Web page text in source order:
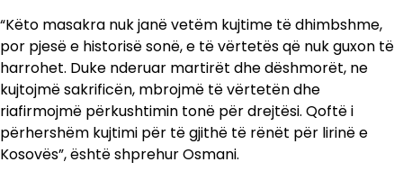
“Këto masakra nuk janë vetëm kujtime të dhimbshme,
por pjesë e historisë sonë, e të vërtetës që nuk guxon të
harrohet. Duke nderuar martirët dhe dëshmorët, ne
kujtojmë sakrificën, mbrojmë të vërtetën dhe
riafirmojmë përkushtimin tonë për drejtësi. Qoftë i
përhershëm kujtimi për të gjithë të rënët për lirinë e
Kosovës”, është shprehur Osmani.